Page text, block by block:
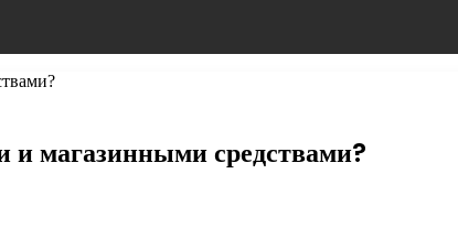
и магазинными средствами?